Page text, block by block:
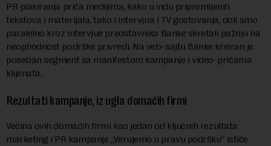
PR plasiranja priča medijima, kako u vidu pripremljenih
tekstova i materijala, tako i intervjua i TV gostovanja, dok smo
paralelno kroz intervjue predstavnika Banke skretali pažnju na
neophodnost podrške privredi. Na veb-sajtu Banke kreiran je
poseban segment sa manifestom kampanje i video-pričama
klijenata.
Rezultati kampanje, iz ugla domaćih firmi
Većina ovih domaćih firmi kao jedan od ključnih rezultata
marketing i PR kampanje „Verujemo u pravu podršku“ ističe